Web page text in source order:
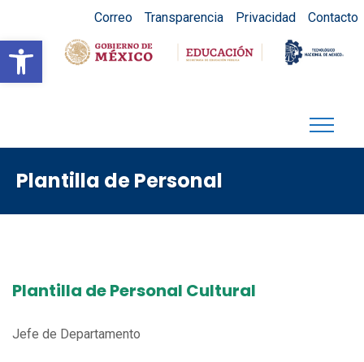
Abrir barra de herramientas
Correo Transparencia Privacidad Contacto
Plantilla de Personal
Plantilla de Personal Cultural
Jefe de Departamento